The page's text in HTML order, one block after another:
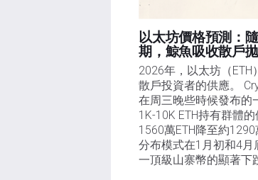
以太坊價格預測：
期，鯨魚吸收散戶
2026年，以太坊（ETH
散戶投資者的供應。
在周三晚些時候發布的
1K-10K ETH持有群體
1560萬ETH降至約
分布模式在1月初和4月
一頂級山寨幣的顯著下